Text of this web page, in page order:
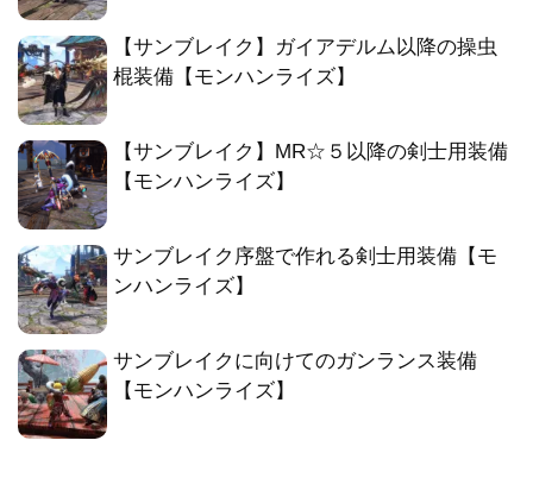
【サンブレイク】ガイアデルム以降の操虫
棍装備【モンハンライズ】
【サンブレイク】MR☆５以降の剣士用装備
【モンハンライズ】
サンブレイク序盤で作れる剣士用装備【モ
ンハンライズ】
サンブレイクに向けてのガンランス装備
【モンハンライズ】